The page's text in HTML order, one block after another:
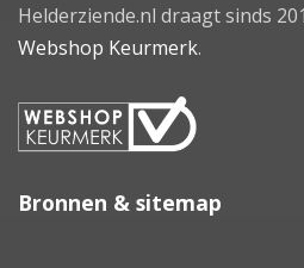
Helderziende.nl draagt sinds
Webshop Keurmerk.
Bronnen & sitemap